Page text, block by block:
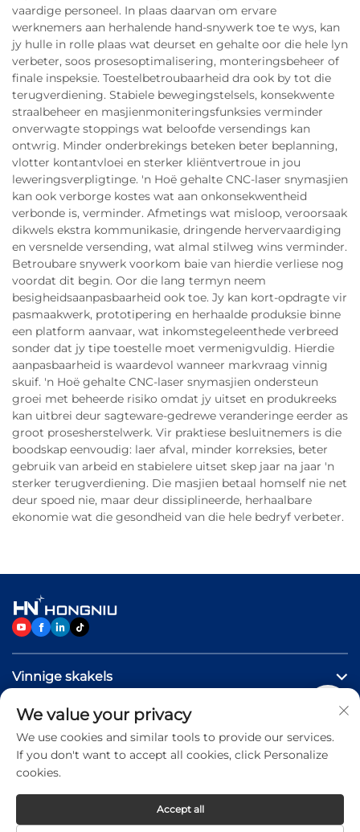
vaardige personeel. In plaas daarvan om ervare
werknemers aan herhalende hand-snywerk toe te wys, kan
jy hulle in rolle plaas wat deurset en gehalte oor die hele lyn
verbeter, soos prosesoptimalisering, monteringsbeheer of
finale inspeksie. Toestelbetroubaarheid dra ook by tot die
terugverdiening. Stabiele bewegingstelsels, konsekwente
straalbeheer en masjienmoniteringsfunksies verminder
onverwagte stoppings wat beloofde versendings kan
ontwrig. Minder onderbrekings beteken beter beplanning,
vlotter kontantvloei en sterker kliëntvertroue in jou
leweringsverpligtinge. 'n Hoë gehalte CNC-laser snymasjien
kan ook verborge kostes wat aan onkonsekwentheid
verbonde is, verminder. Afmetings wat misloop, veroorsaak
dikwels ekstra kommunikasie, dringende hervervaardiging
en versnelde versending, wat almal stilweg wins verminder.
Betroubare snywerk voorkom baie van hierdie verliese nog
voordat dit begin. Oor die lang termyn neem
besigheidsaanpasbaarheid ook toe. Jy kan kort-opdragte vir
pasmaakwerk, prototipering en herhaalde produksie binne
een platform aanvaar, wat inkomstegeleenthede verbreed
sonder dat jy tipe toestelle moet vermenigvuldig. Hierdie
aanpasbaarheid is waardevol wanneer markvraag vinnig
skuif. 'n Hoë gehalte CNC-laser snymasjien ondersteun
groei met beheerde risiko omdat jy uitset en produkreeks
kan uitbrei deur sagteware-gedrewe veranderinge eerder as
groot prosesherstelwerk. Vir praktiese besluitnemers is die
boodskap eenvoudig: laer afval, minder korreksies, beter
gebruik van arbeid en stabielere uitset skep jaar na jaar 'n
sterker terugverdiening. Die masjien betaal homself nie net
deur spoed nie, maar deur dissiplineerde, herhaalbare
ekonomie wat die gesondheid van die hele bedryf verbeter.
Vinnige skakels
PRODUKTE
Neem Vrylik Kontak Met Ons Op
We value your privacy
We use cookies and similar tools to provide our services.
If you don't want to accept all cookies, click Personalize
cookies.
Accept all